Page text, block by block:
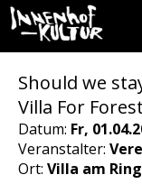
Should we
Villa For Forest
Datum: Fr,
Veranstalter:
Ort: Villa am